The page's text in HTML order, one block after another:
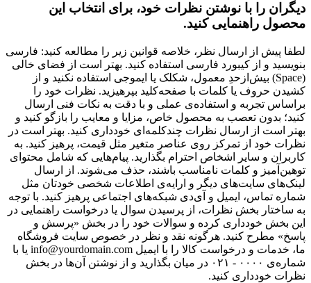
دیگران را با نوشتن نظرات خود، برای انتخاب این
محصول راهنمایی کنید.
لطفا پیش از ارسال نظر، خلاصه قوانین زیر را مطالعه کنید: فارسی
بنویسید و از کیبورد فارسی استفاده کنید. بهتر است از فضای خالی
(Space) بیش‌از‌حدِ معمول، شکلک یا ایموجی استفاده نکنید و از
کشیدن حروف یا کلمات با صفحه‌کلید بپرهیزید. نظرات خود را
براساس تجربه و استفاده‌ی عملی و با دقت به نکات فنی ارسال
کنید؛ بدون تعصب به محصول خاص، مزایا و معایب را بازگو کنید و
بهتر است از ارسال نظرات چندکلمه‌‌ای خودداری کنید. بهتر است در
نظرات خود از تمرکز روی عناصر متغیر مثل قیمت، پرهیز کنید. به
کاربران و سایر اشخاص احترام بگذارید. پیام‌هایی که شامل محتوای
توهین‌آمیز و کلمات نامناسب باشند، حذف می‌شوند. از ارسال
لینک‌های سایت‌های دیگر و ارایه‌ی اطلاعات شخصی خودتان مثل
شماره تماس، ایمیل و آی‌دی شبکه‌های اجتماعی پرهیز کنید. با توجه
به ساختار بخش نظرات، از پرسیدن سوال یا درخواست راهنمایی در
این بخش خودداری کرده و سوالات خود را در بخش «پرسش و
پاسخ» مطرح کنید. هرگونه نقد و نظر در خصوص سایت فروشگاه
ما، خدمات و درخواست کالا را با ایمیل info@yourdomain.com یا با
شماره‌ی ۰۰۰۰ - ۰۲۱ در میان بگذارید و از نوشتن آن‌ها در بخش
نظرات خودداری کنید.